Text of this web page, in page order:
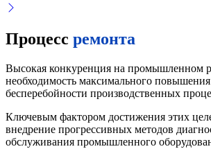
Процесс ремонта
Высокая конкуренция на промышленном
необходимость максимального
бесперебойности производственных
Ключевым фактором достижения этих
внедрение прогрессивных методов
обслуживания промышленного